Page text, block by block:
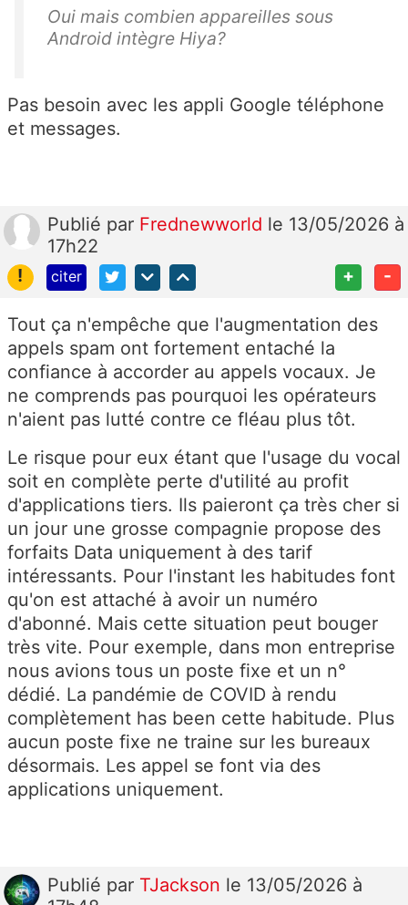
Oui mais combien appareilles sous
Android intègre Hiya?
Pas besoin avec les appli Google téléphone
et messages.
Publié par Frednewworld le 13/05/2026 à
17h22
!
citer + -
Tout ça n'empêche que l'augmentation des
appels spam ont fortement entaché la
confiance à accorder au appels vocaux. Je
ne comprends pas pourquoi les opérateurs
n'aient pas lutté contre ce fléau plus tôt.
Le risque pour eux étant que l'usage du vocal
soit en complète perte d'utilité au profit
d'applications tiers. Ils paieront ça très cher si
un jour une grosse compagnie propose des
forfaits Data uniquement à des tarif
intéressants. Pour l'instant les habitudes font
qu'on est attaché à avoir un numéro
d'abonné. Mais cette situation peut bouger
très vite. Pour exemple, dans mon entreprise
nous avions tous un poste fixe et un n°
dédié. La pandémie de COVID à rendu
complètement has been cette habitude. Plus
aucun poste fixe ne traine sur les bureaux
désormais. Les appel se font via des
applications uniquement.
Publié par TJackson le 13/05/2026 à